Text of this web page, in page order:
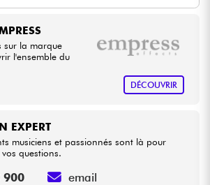
Voir nos marques
sur la marque
l'ensemble du
DÉCOUVRIR
EXPERT
musiciens et passionnés sont là pour
questions.
900 email